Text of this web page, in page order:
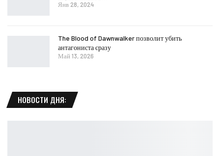
Янв 28, 2024
The Blood of Dawnwalker позволит убить
антагониста сразу
Май 13, 2026
НОВОСТИ ДНЯ: